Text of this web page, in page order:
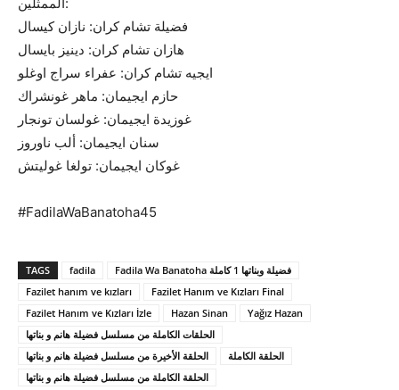
فضيلة تشام كران: نازان كيسال
هازان تشام كران: دينيز بايسال
ايجيه تشام كران: عفراء سراج اوغلو
حازم ايجيمان: ماهر غونشراك
غوزيدة ايجيمان: غولسان تونجار
سنان ايجيمان: ألب ناوروز
غوكان ايجيمان: تولغا غوليتش
#FadilaWaBanatoha45
TAGS fadila
Fadila Wa Banatoha فضيلة وبناتها 1 كاملة
Fazilet hanım ve kızları
Fazilet Hanım ve Kızları Final
Fazilet Hanım ve Kızları İzle
Hazan Sinan
Yağız Hazan
الحلقات الكاملة من مسلسل فضيلة هانم و بناتها
الحلقة الأخيرة من مسلسل فضيلة هانم و بناتها
الحلقة الكاملة
الحلقة الكاملة من مسلسل فضيلة هانم و بناتها